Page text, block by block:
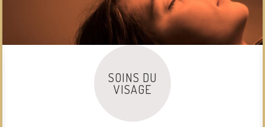
SOINS DU
VISAGE